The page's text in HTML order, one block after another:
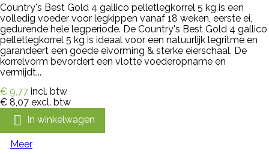
Country's Best Gold 4 gallico pelletlegkorrel 5 kg is een
volledig voeder voor legkippen vanaf 18 weken, eerste ei,
gedurende hele legperiode. De Country's Best Gold 4 gallico
pelletlegkorrel 5 kg is ideaal voor een natuurlijk legritme en
garandeert een goede eivorming & sterke eierschaal. De
korrelvorm bevordert een vlotte voederopname en
vermijdt...
€ 9,77 incl. btw
€ 8,07 excl. btw
 In winkelwagen
Meer